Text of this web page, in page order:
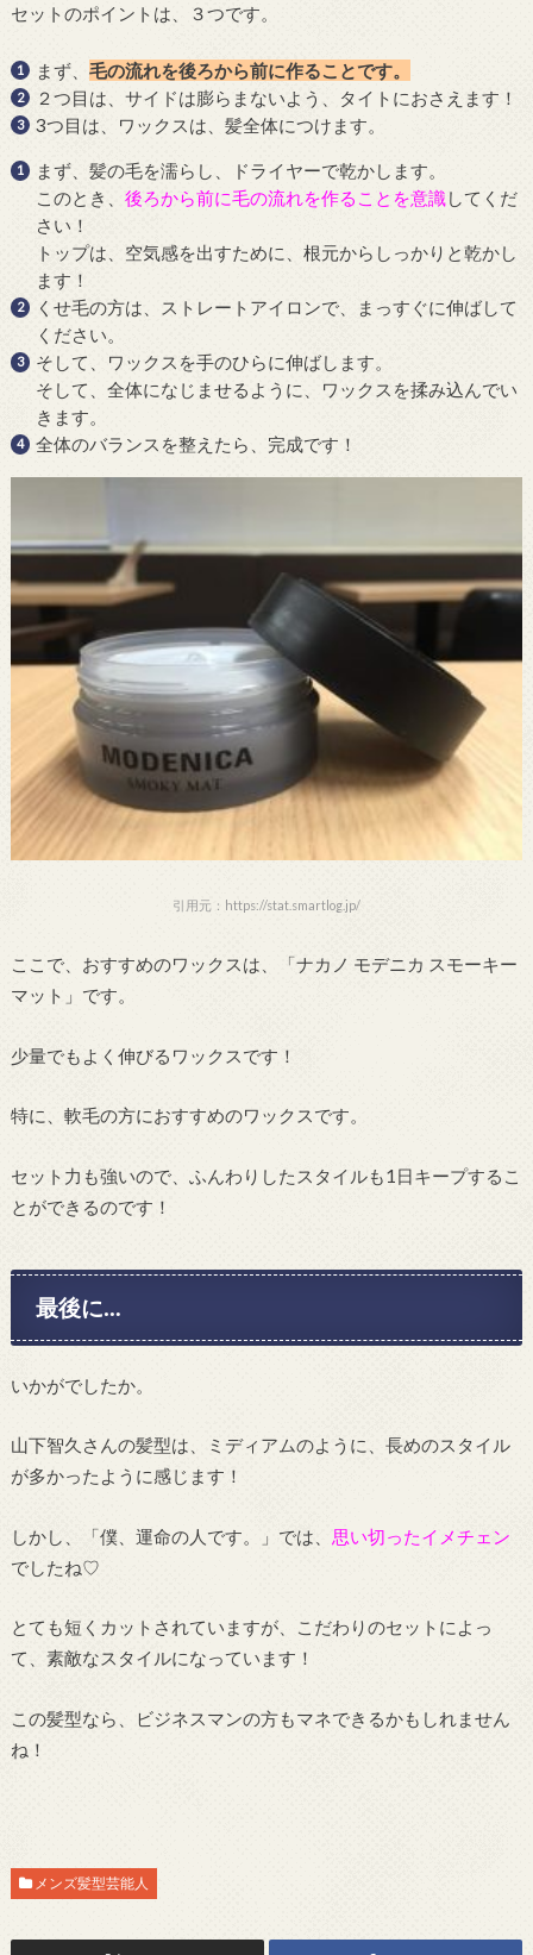
セットのポイントは、３つです。
まず、毛の流れを後ろから前に作ることです。
２つ目は、サイドは膨らまないよう、タイトにおさえます！
3つ目は、ワックスは、髪全体につけます。
まず、髪の毛を濡らし、ドライヤーで乾かします。
このとき、後ろから前に毛の流れを作ることを意識してくだ
さい！
トップは、空気感を出すために、根元からしっかりと乾かし
ます！
くせ毛の方は、ストレートアイロンで、まっすぐに伸ばして
ください。
そして、ワックスを手のひらに伸ばします。
そして、全体になじませるように、ワックスを揉み込んでい
きます。
全体のバランスを整えたら、完成です！
引用元：https://stat.smartlog.jp/
ここで、おすすめのワックスは、「ナカノ モデニカ スモーキー
マット」です。
少量でもよく伸びるワックスです！
特に、軟毛の方におすすめのワックスです。
セット力も強いので、ふんわりしたスタイルも1日キープするこ
とができるのです！
最後に…
いかがでしたか。
山下智久さんの髪型は、ミディアムのように、長めのスタイル
が多かったように感じます！
しかし、「僕、運命の人です。」では、 思い切ったイメチェン
でしたね♡
とても短くカットされていますが、こだわりのセットによっ
て、素敵なスタイルになっています！
この髪型なら、ビジネスマンの方もマネできるかもしれません
ね！
メンズ髪型芸能人